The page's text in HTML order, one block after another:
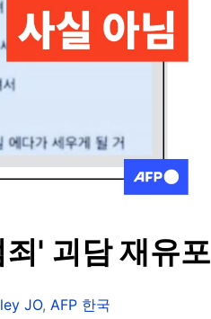
' 괴담 재유포
JO, AFP 한국